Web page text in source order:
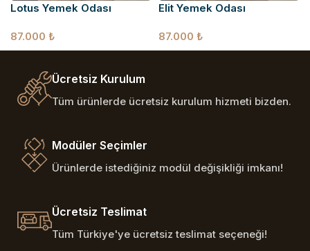
Lotus Yemek Odası
87.000 ₺
Elit Yemek Odası
87.000 ₺
Ücretsiz Kurulum
Tüm ürünlerde ücretsiz kurulum hizmeti bizden.
Modüler Seçimler
Ürünlerde istediğiniz modül değişikliği imkanı!
Ücretsiz Teslimat
Tüm Türkiye'ye ücretsiz teslimat seçeneği!